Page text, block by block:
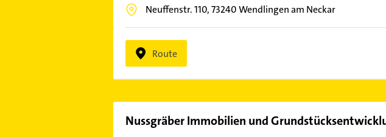
Neuffenstr. 110,73240Wendlingen am Neckar
Route
Nussgräber Immobilien und